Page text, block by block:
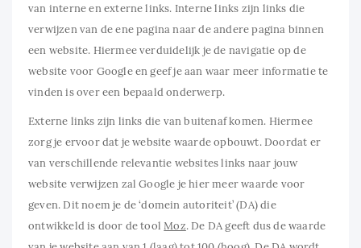
van interne en externe links. Interne links zijn links die
verwijzen van de ene pagina naar de andere pagina binnen
een website. Hiermee verduidelijk je de navigatie op de
website voor Google en geef je aan waar meer informatie te
vinden is over een bepaald onderwerp.
Externe links zijn links die van buitenaf komen. Hiermee
zorg je ervoor dat je website waarde opbouwt. Doordat er
van verschillende relevantie websites links naar jouw
website verwijzen zal Google je hier meer waarde voor
geven. Dit noem je de ‘domein autoriteit’ (DA) die
ontwikkeld is door de toolMoz. De DA geeft dus de waarde